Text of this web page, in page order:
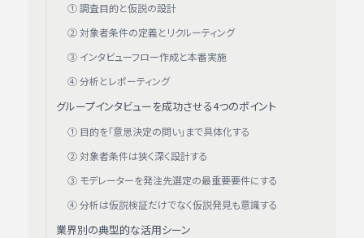
① 調査目的と仮説の設計
② 対象者条件の定義とリクルーティング
③ インタビューフロー作成と本番実施
④ 分析とレポーティング
グループインタビューを成功させる4つのポイント
① 目的を「意思決定の問い」まで具体化する
② 対象者条件は狭く深く設計する
③ モデレーターを発注先選定の最重要要件にする
④ 分析は仮説検証だけでなく仮説発見も意識する
業界別の典型的な活用シーン